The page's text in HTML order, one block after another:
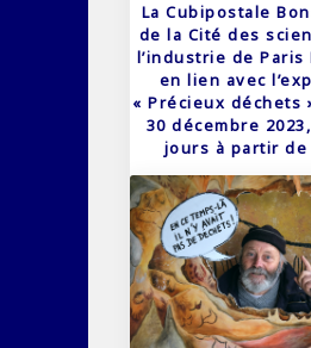
La Cubipostale
de la Cité des
l’industrie de Paris
en lien avec
« Précieux déchets
30 décembre
jours à partir de